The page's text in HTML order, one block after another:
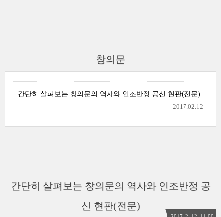
창의문
간단히 살펴보는 창의문의 역사와 인조반정 공신 현판(전문)
2017.02.12
간단히 살펴보는 창의문의 역사와 인조반정 공
신 현판(전문)